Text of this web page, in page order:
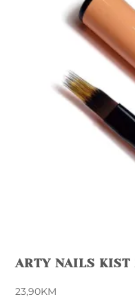
ARTY NAILS KIST
23,90KM